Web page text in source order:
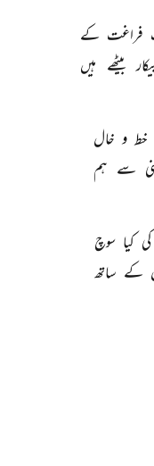
فراغت کے
بیکار بیٹھے ہیں
خط و خال
سے ہم
کی کیا سوچ
کے ساتھ